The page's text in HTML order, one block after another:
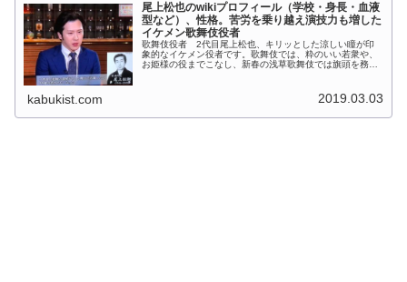
尾上松也のwikiプロフィール（学校・身長・血液
型など）、性格。苦労を乗り越え演技力も増した
イケメン歌舞伎役者
歌舞伎役者 2代目尾上松也、キリッとした涼しい瞳が印
象的なイケメン役者です。歌舞伎では、粋のいい若衆や、
お姫様の役までこなし、新春の浅草歌舞伎では旗頭を務め
kabukist.com 2019.03.03